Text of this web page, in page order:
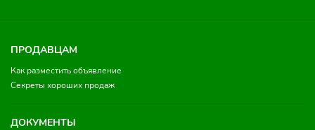
ПРОДАВЦАМ
Как разместить объявление
Секреты хороших продаж
ДОКУМЕНТЫ